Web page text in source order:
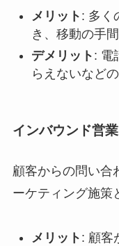
メリット : 多く
き、移動の手
デメリット : 電
らえないなど
インバウンド営業
顧客からの問い合
ーケティング施策
メリット : 顧客